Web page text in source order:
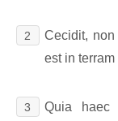
2
Cecidit,
est in
3
Quia haec